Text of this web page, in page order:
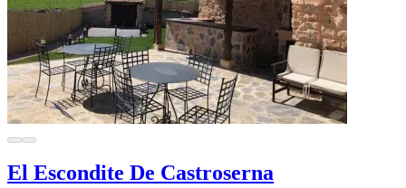
El Escondite De Castroserna